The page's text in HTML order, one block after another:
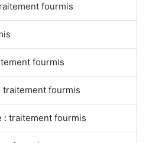
fourmis
fourmis
traitement fourmis
: traitement fourmis